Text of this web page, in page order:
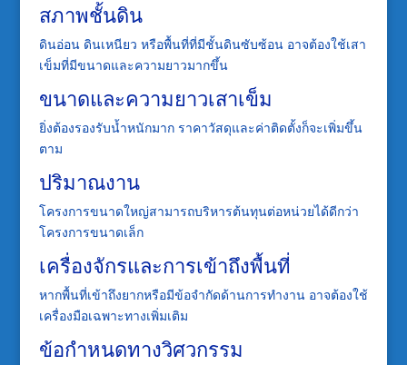
สภาพชั้นดิน
ดินอ่อน ดินเหนียว หรือพื้นที่ที่มีชั้นดินซับซ้อน อาจต้องใช้เสา
เข็มที่มีขนาดและความยาวมากขึ้น
ขนาดและความยาวเสาเข็ม
ยิ่งต้องรองรับน้ำหนักมาก ราคาวัสดุและค่าติดตั้งก็จะเพิ่มขึ้น
ตาม
ปริมาณงาน
โครงการขนาดใหญ่สามารถบริหารต้นทุนต่อหน่วยได้ดีกว่า
โครงการขนาดเล็ก
เครื่องจักรและการเข้าถึงพื้นที่
หากพื้นที่เข้าถึงยากหรือมีข้อจำกัดด้านการทำงาน อาจต้องใช้
เครื่องมือเฉพาะทางเพิ่มเติม
ข้อกำหนดทางวิศวกรรม